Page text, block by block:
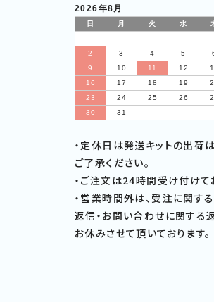
2026年8月
日 月 火 水
2
3 4 5
9
10 11 12
16
17 18 19
23
24 25 26
30
31
・定休日は発送キットの出荷
ご了承ください。
・ご注文は24時間受け付けて
・営業時間外は、受注に関す
返信・お問い合わせに関する
お休みさせて頂いております。